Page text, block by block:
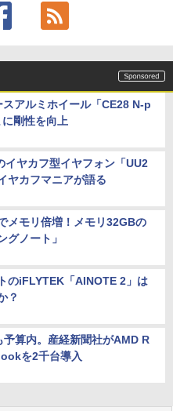
スアルミホイール「CE28 N-p
剛性を向上
イヤカフ型イヤフォン「UU2
ヤカフマニアが語る
メモリ倍増！メモリ32GBの
グノート」
のiFLYTEK「AINOTE 2」は
？
予算内。産経新聞社がAMD R
を2千台導入